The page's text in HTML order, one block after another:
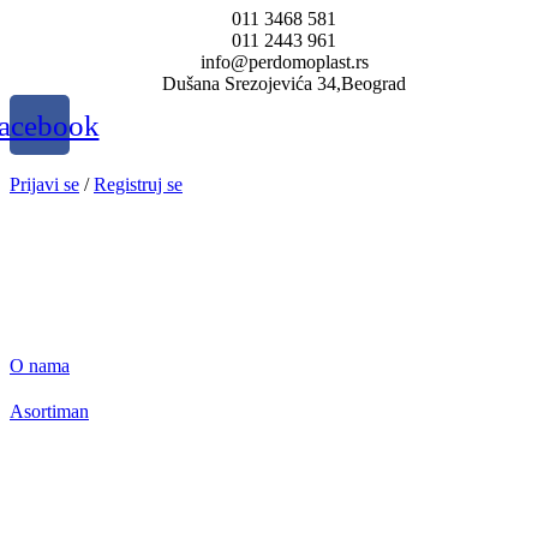
011 3468 581
011 2443 961
info@perdomoplast.rs
Dušana Srezojevića 34,Beograd
Prijavi se /Registruj se
O nama
Asortiman